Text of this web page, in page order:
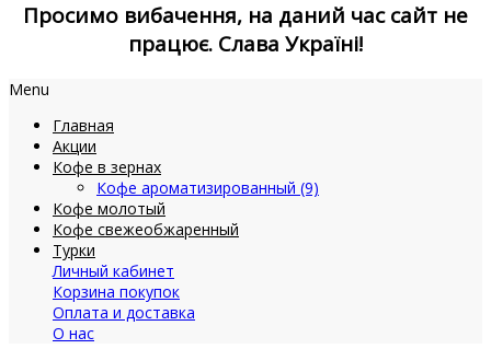
Просимо вибачення, на даний час сайт не
працює. Слава Україні!
Menu
Главная
Акции
Кофе в зернах
Кофе ароматизированный (9)
Кофе молотый
Кофе свежеобжаренный
Турки
Личный кабинет
Корзина покупок
Оплата и доставка
О нас